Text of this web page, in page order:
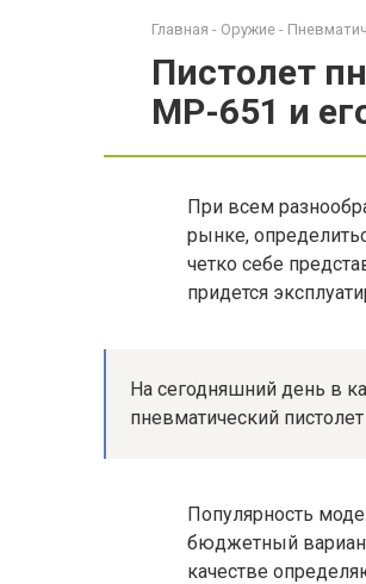
Главная - Оружие -
Пистолет
МР-651 и
При всем
рынке,
четко себе
придется
На сегодняшний день в
пневматический
Популярность
бюджетный
качестве